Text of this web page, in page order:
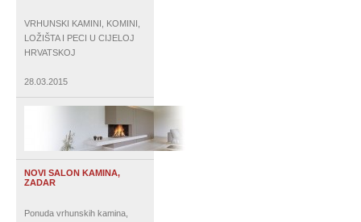
VRHUNSKI KAMINI, KOMINI,
LOŽIŠTA I PECI U CIJELOJ
HRVATSKOJ
28.03.2015
NOVI SALON KAMINA,
ZADAR
Ponuda vrhunskih kamina,